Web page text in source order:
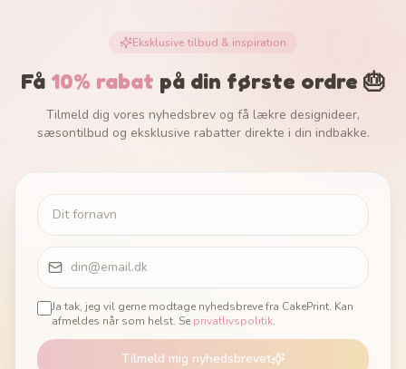
Eksklusive tilbud & inspiration
Få 10% rabat på din første ordre 🎂
Tilmeld dig vores nyhedsbrev og få lækre designideer,
sæsontilbud og eksklusive rabatter direkte i din indbakke.
Ja tak, jeg vil gerne modtage nyhedsbreve fra CakePrint. Kan
afmeldes når som helst. Se privatlivspolitik.
Tilmeld mig nyhedsbrevet